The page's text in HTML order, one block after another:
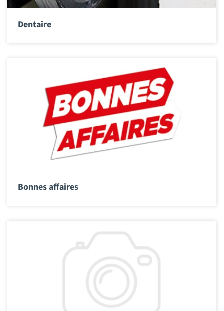
Dentaire
Bonnes affaires